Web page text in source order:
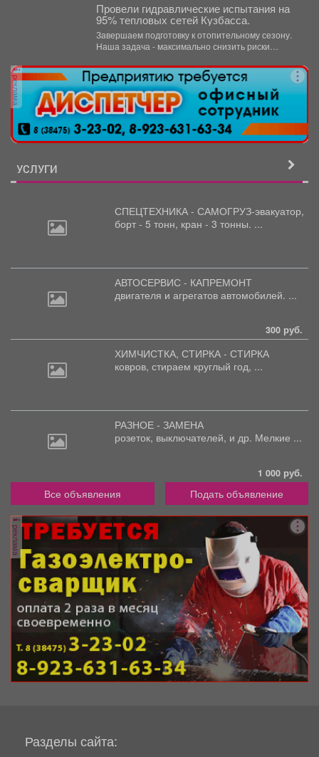
Провели гидравлические испытания на
95% тепловых сетей Кузбасса.
Завершаем подготовку к отопительному сезону.
Наша задача - максимально снизить риски
реклама
УСЛУГИ
СПЕЦТЕХНИКА - САМОГРУЗ-эвакуатор,
борт - 5 тонн, кран - 3 тонны. ...
АВТОСЕРВИС - КАПРЕМОНТ
двигателя и агрегатов автомобилей. ...
300 руб.
ХИМЧИСТКА, СТИРКА - СТИРКА
ковров, стираем круглый год, ...
РАЗНОЕ - ЗАМЕНА
розеток, выключателей, и др. Мелкие ...
1 000 руб.
Все объявления Подать объявление
реклама
Разделы сайта: